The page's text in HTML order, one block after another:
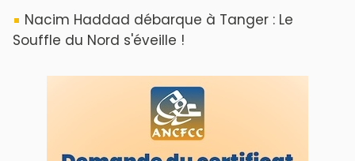
Nacim Haddad débarque à Tanger : Le
Souffle du Nord s'éveille !